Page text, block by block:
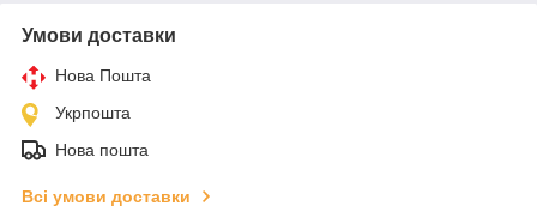
Умови доставки
Нова Пошта
Укрпошта
Нова пошта
Всі умови доставки